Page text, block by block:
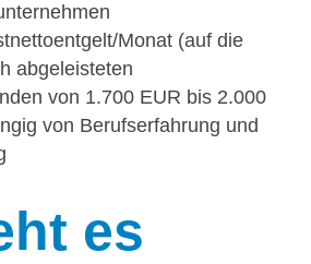
Monat (auf die
abgeleisteten
von 1.700 EUR bis 2.000
von Berufserfahrung und
es